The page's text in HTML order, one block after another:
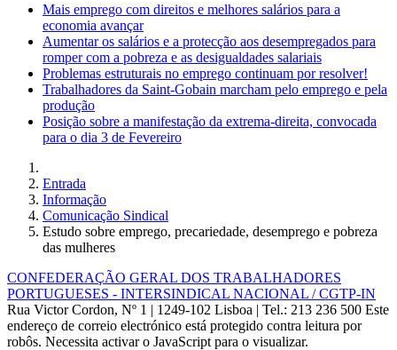
Mais emprego com direitos e melhores salários para a
economia avançar
Aumentar os salários e a protecção aos desempregados para
romper com a pobreza e as desigualdades salariais
Problemas estruturais no emprego continuam por resolver!
Trabalhadores da Saint-Gobain marcham pelo emprego e pela
produção
Posição sobre a manifestação da extrema-direita, convocada
para o dia 3 de Fevereiro
Entrada
Informação
Comunicação Sindical
Estudo sobre emprego, precariedade, desemprego e pobreza
das mulheres
CONFEDERAÇÃO GERAL DOS TRABALHADORES
PORTUGUESES - INTERSINDICAL NACIONAL / CGTP-IN
Rua Victor Cordon, Nº 1 | 1249-102 Lisboa | Tel.: 213 236 500 Este
endereço de correio electrónico está protegido contra leitura por
robôs. Necessita activar o JavaScript para o visualizar.